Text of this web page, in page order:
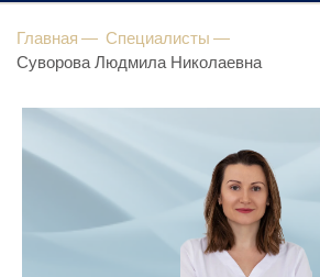
Главная
Специалисты
Суворова Людмила Николаевна